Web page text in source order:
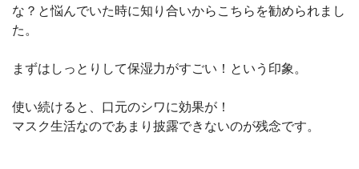
な？と悩んでいた時に知り合いからこちらを勧められまし
た。
まずはしっとりして保湿力がすごい！という印象。
使い続けると、口元のシワに効果が！
マスク生活なのであまり披露できないのが残念です。